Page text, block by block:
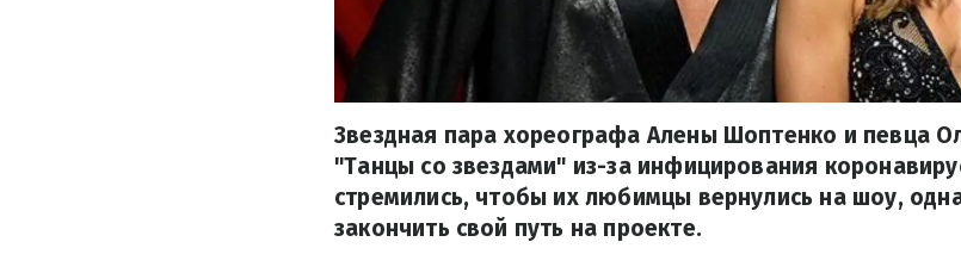
Звездная пара хореографа Алены Шоптенко и певца
"Танцы со звездами" из-за инфицирования
стремились, чтобы их любимцы вернулись на шоу,
закончить свой путь на проекте.